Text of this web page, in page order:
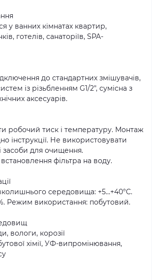
у ванних кімнатах квартир,
готелів, санаторіїв, SPA-
до стандартних змішувачів,
із різьбленням G1/2", сумісна з
аксесуарів.
робочий тиск і температуру. Монтаж
інструкції. Не використовувати
засоби для очищення.
фільтра на воду.
середовища: +5…+40°C.
Режим використання: побутовий.
вологи, корозії
хімії, УФ-випромінювання,